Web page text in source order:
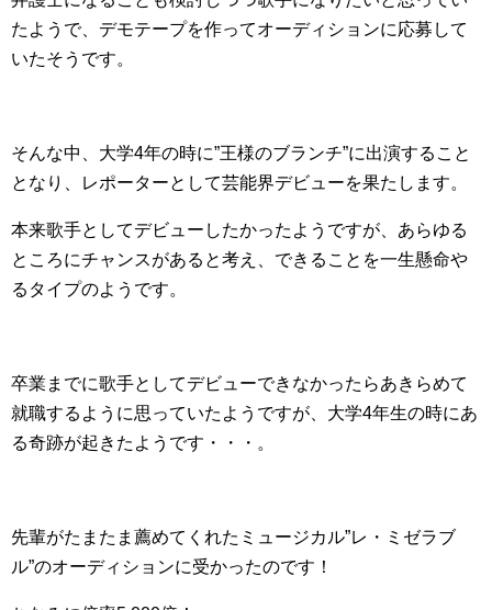
たようで、デモテープを作ってオーディションに応募して
いたそうです。
そんな中、大学4年の時に”王様のブランチ”に出演すること
となり、レポーターとして芸能界デビューを果たします。
本来歌手としてデビューしたかったようですが、あらゆる
ところにチャンスがあると考え、できることを一生懸命や
るタイプのようです。
卒業までに歌手としてデビューできなかったらあきらめて
就職するように思っていたようですが、大学4年生の時にあ
る奇跡が起きたようです・・・。
先輩がたまたま薦めてくれたミュージカル”レ・ミゼラブ
ル”のオーディションに受かったのです！